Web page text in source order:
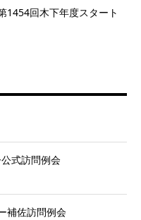
1454回木下年度スタート
式訪問例会
補佐訪問例会